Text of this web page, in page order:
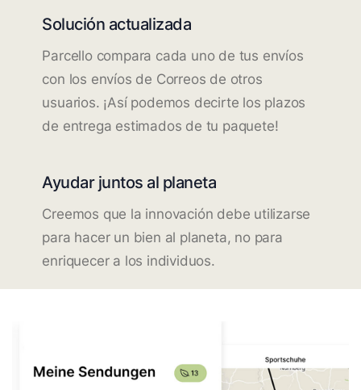
Solución actualizada
Parcello compara cada uno de tus envíos
con los envíos de Correos de otros
usuarios. ¡Así podemos decirte los plazos
de entrega estimados de tu paquete!
Ayudar juntos al planeta
Creemos que la innovación debe utilizarse
para hacer un bien al planeta, no para
enriquecer a los individuos.